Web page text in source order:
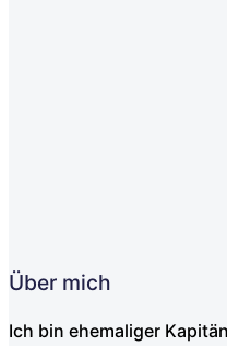
Über mich
Ich bin ehemaliger